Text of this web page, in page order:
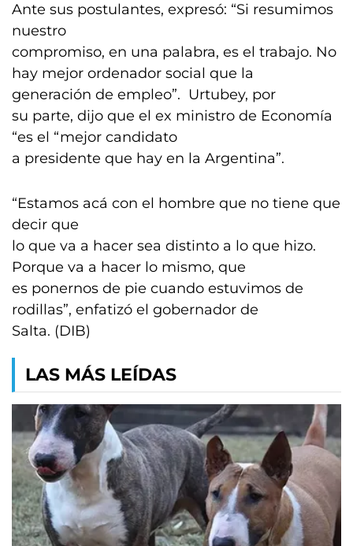
Ante sus postulantes, expresó: “Si resumimos
nuestro
compromiso, en una palabra, es el trabajo. No
hay mejor ordenador social que la
generación de empleo”. Urtubey, por
su parte, dijo que el ex ministro de Economía
“es el “mejor candidato
a presidente que hay en la Argentina”.
“Estamos acá con el hombre que no tiene que
decir que
lo que va a hacer sea distinto a lo que hizo.
Porque va a hacer lo mismo, que
es ponernos de pie cuando estuvimos de
rodillas”, enfatizó el gobernador de
Salta. (DIB)
LAS MÁS LEÍDAS